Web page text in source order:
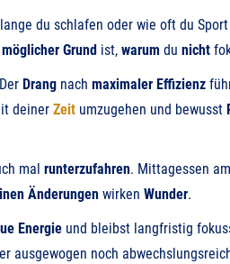
du schlafen oder wie oft du
möglicher Grund ist, warum du nicht
Drang nach maximaler Effizienz
deiner Zeit umzugehen und bewusst
mal runterzufahren. Mittagessen
Änderungen wirken Wunder.
Energie und bleibst langfristig
ausgewogen noch